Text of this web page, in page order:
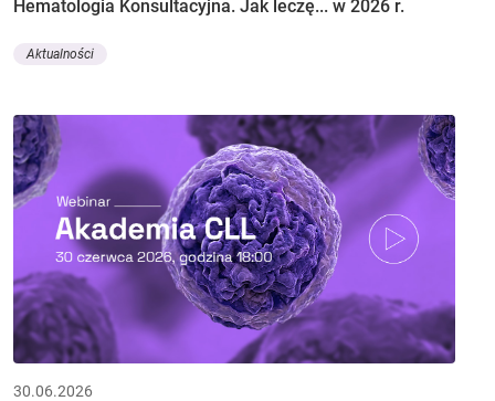
Hematologia Konsultacyjna. Jak leczę... w 2026 r.
Aktualności
30.06.2026